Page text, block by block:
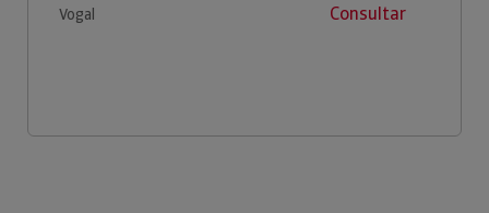
Vogal Consultar